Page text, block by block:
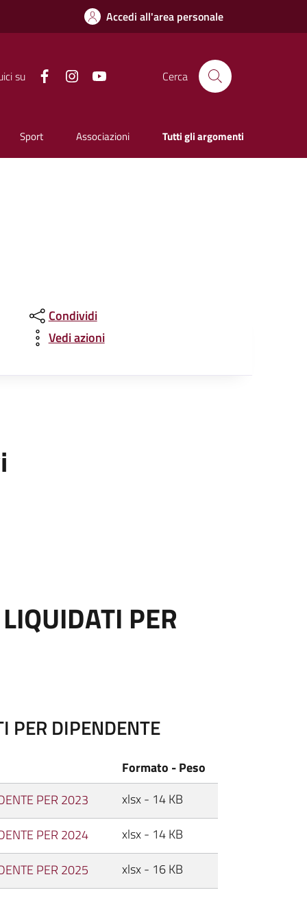
Accedi all'area personale
su Facebook Instagram Cerca
Sport Associazioni Tutti gli argomenti
Condividi
Vedi azioni
PER
PER DIPENDENTE
Formato - Peso
PER 2023
xlsx - 14 KB
PER 2024
xlsx - 14 KB
PER 2025
xlsx - 16 KB